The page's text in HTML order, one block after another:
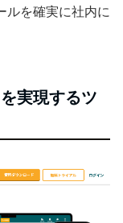
ルを確実に社内に
実現するツ